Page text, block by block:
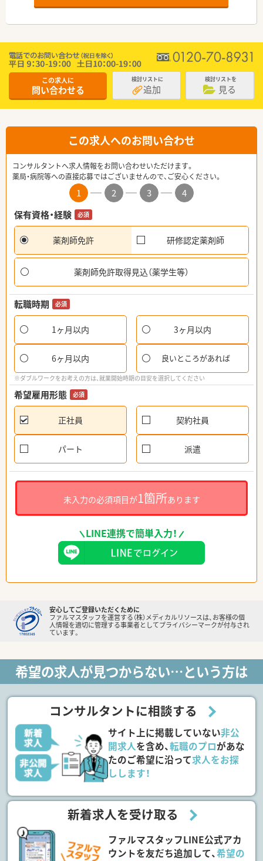
この求人に
問い合わせる
検討リストに
追加
検討リストを
見る
この求人へのお問い合わせ
コンサルタントへ求人情報をお問い合わせいただけます。
薬局・病院等への直接応募ではございませんので、ご安心ください。
1 2 3
4
保有資格・経験
必須
薬剤師免許 研修認定薬剤師
薬剤師免許取得見込（薬学生等）
転職時期 必須
1ヶ月以内 3ヶ月以内
6ヶ月以内 良いところがあれば
※ダブルワークをお考えの方は、就業開始時期の目安を選択してください
希望雇用形態 必須
正社員 契約社員
パート 派遣
未入力の必須項目が1箇所あります
LINE連携で簡単入力！
安心してご登録いただくために
ファルマスタッフを運営する（株）メディカルリソースは、お客様の個
人情報を適切に管理する事業者としてプライバシーマークが付与され
ています。
希望の求人が見つからない…という方は
コンサルタントに相談する
サイト上に掲載していない非公
開求人を含め、転職のプロがあな
たのご希望に沿って求人をお探
しします！
新着求人を受け取る
ファルマスタッフLINE公式アカ
ウントを友だち追加して、希望の